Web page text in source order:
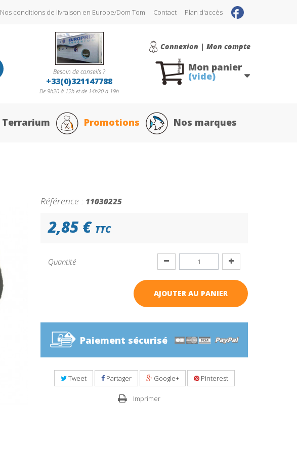
Nos conditions de livraison en Europe/Dom Tom Contact Plan d'accès
Connexion | Mon compte
Besoin de conseils ?
+33(0)321147788
De 9h20 à 12h et de 14h20 à 19h
Mon panier
(vide)
Terrarium Promotions Nos marques
Référence : 11030225
2,85 € TTC
Quantité
AJOUTER AU PANIER
Paiement sécurisé
Tweet Partager Google+ Pinterest
Imprimer